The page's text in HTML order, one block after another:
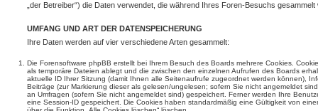
„der Betreiber“) die Daten verwendet, die während Ihres Foren-Besuchs gesammelt
UMFANG UND ART DER DATENSPEICHERUNG
Ihre Daten werden auf vier verschiedene Arten gesammelt:
Die Forensoftware phpBB erstellt bei Ihrem Besuch des Boards mehrere Cookies.
als temporäre Dateien ablegt und die zwischen den einzelnen Aufrufen des Boards
aktuelle ID Ihrer Sitzung (damit Ihnen alle Seitenaufrufe zugeordnet werden können),
Beiträge (zur Markierung dieser als gelesen/ungelesen; sofern Sie nicht angemeldet
an Umfragen (sofern Sie nicht angemeldet sind) gespeichert. Ferner werden Ihre
eine Session-ID gespeichert. Die Cookies haben standardmäßig eine Gültigkeit von